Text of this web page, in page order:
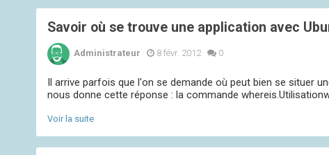
Savoir où se trouve une application avec
Administrateur · 8 févr. 2012· 0
Il arrive parfois que l'on se demande où peut bien se situer
nous donne cette réponse : la commande
Voir la suite